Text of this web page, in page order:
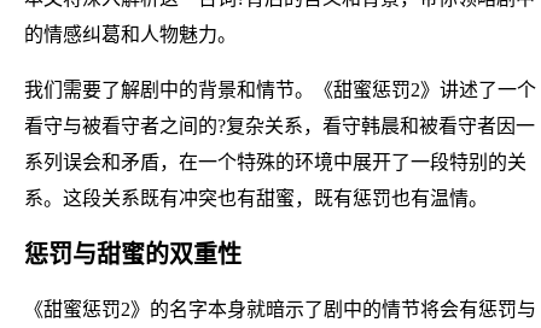
的情感纠葛和人物魅力。
我们需要了解剧中的背景和情节。《甜蜜惩罚2》讲述了一个
看守与被看守者之间的?复杂关系，看守韩晨和被看守者因一
系列误会和矛盾，在一个特殊的环境中展开了一段特别的关
系。这段关系既有冲突也有甜蜜，既有惩罚也有温情。
惩罚与甜蜜的双重性
《甜蜜惩罚2》的名字本身就暗示了剧中的情节将会有惩罚与